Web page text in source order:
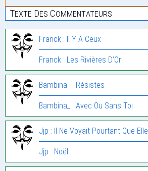
Texte Des Commentateurs
Franck : Il Y A Ceux
Franck : Les Rivières D’Or
Bambina_ : Résistes
Bambina_ : Avec Ou Sans Toi
Jjp : Il Ne Voyait Pourtant Que Elle
Jjp : Noël